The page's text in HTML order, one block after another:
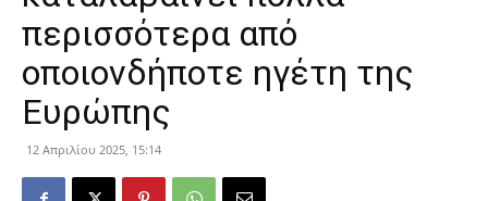
περισσότερα από
οποιονδήποτε ηγέτη της
Ευρώπης
12 Απριλίου 2025, 15:14